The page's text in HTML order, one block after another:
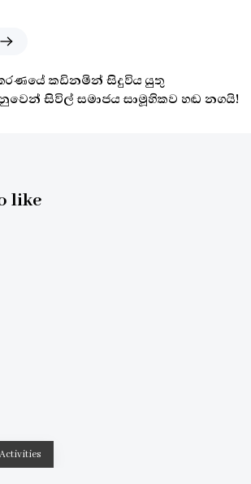
කඩිනමින් සිදුවිය යුතු
සිවිල් සමාජය සාමූහිකව හඬ නගයි!
like
Activities